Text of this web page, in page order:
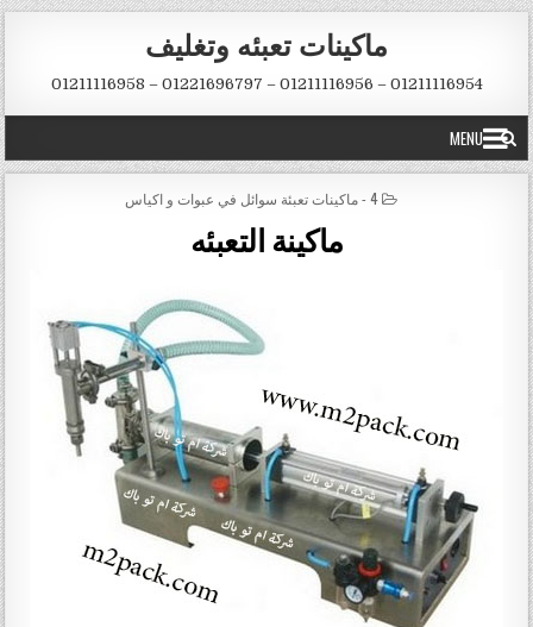
Skip to content
ماكينات تعبئه وتغليف
01211116954 – 01211116956 – 01221696797 – 01211116958
MENU
POSTED IN
4 - ماكينات تعبئة سوائل في عبوات و اكياس
ماكينة التعبئه